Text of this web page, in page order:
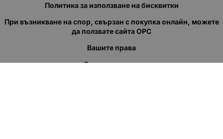
Политика за използване на бисквитки
При възникване на спор, свързан с покупка онлайн, можете
да ползвате сайта ОРС
Вашите права
Отказ от сделка